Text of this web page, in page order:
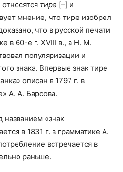
тире [–] и
мнение, что тире изобрел
что в русской печати
в 60-е г. XVIII в., а Н. М.
популяризации и
знака. Впервые знак тире
описан в 1797 г. в
А. А. Барсова.
названием «знак
в 1831 г. в грамматике А.
встречается в
раньше.